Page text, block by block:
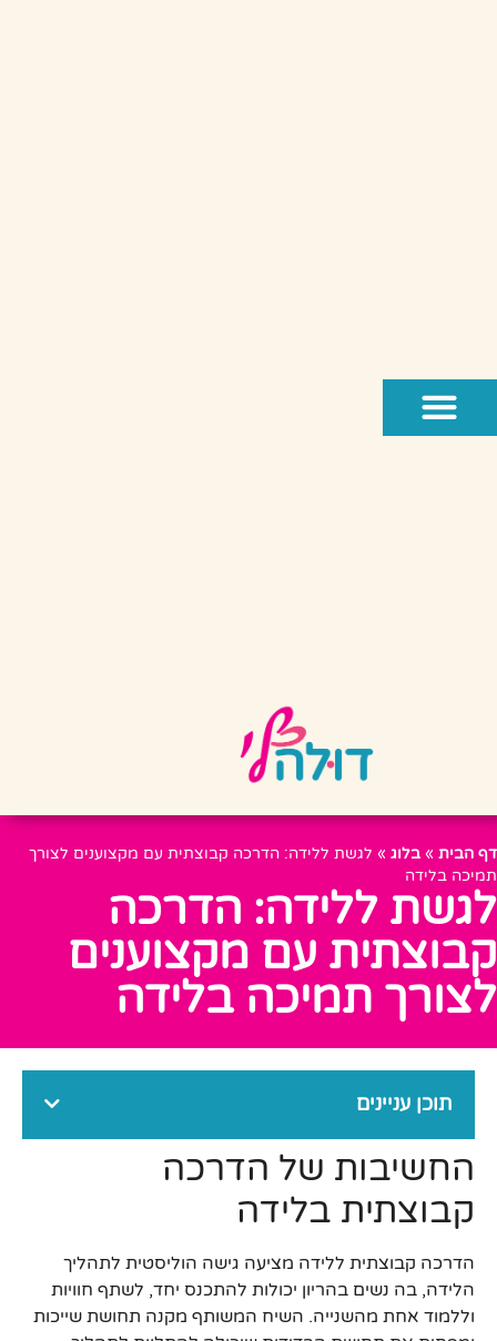
דף הבית » בלוג » לגשת ללידה: הדרכה קבוצתית עם מקצוענים לצורך
תמיכה בלידה
לגשת ללידה: הדרכה
קבוצתית עם מקצוענים
לצורך תמיכה בלידה
תוכן עניינים
החשיבות של הדרכה
קבוצתית בלידה
הדרכה קבוצתית ללידה מציעה גישה הוליסטית לתהליך
הלידה, בה נשים בהריון יכולות להתכנס יחד, לשתף חוויות
וללמוד אחת מהשנייה. השיח המשותף מקנה תחושת שייכות